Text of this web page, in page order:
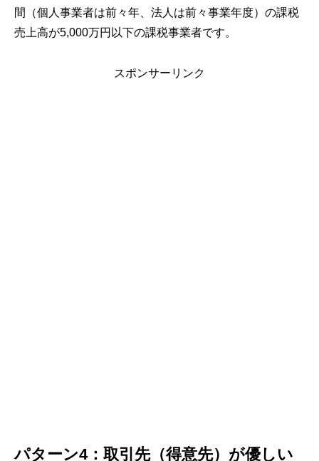
間（個人事業者は前々年、法人は前々事業年度）の課税
売上高が5,000万円以下の課税事業者です。
スポンサーリンク
パターン4：取引先（得意先）が優しい